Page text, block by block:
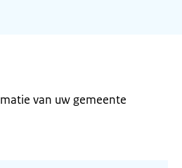
van uw gemeente